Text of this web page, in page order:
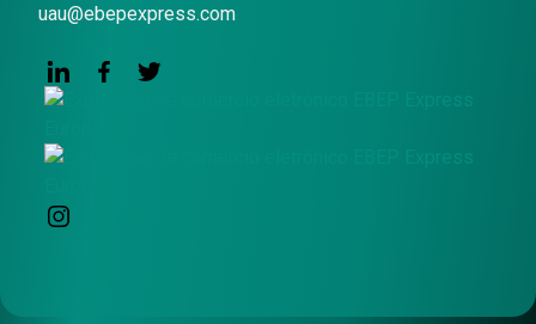
uau@ebepexpress.com